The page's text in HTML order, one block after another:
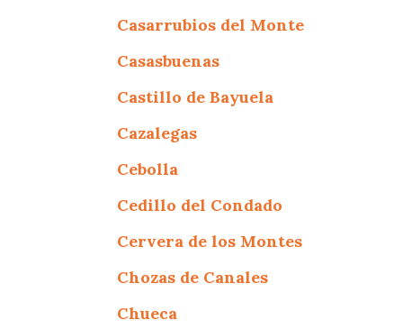
Casarrubios del Monte
Casasbuenas
Castillo de Bayuela
Cazalegas
Cebolla
Cedillo del Condado
Cervera de los Montes
Chozas de Canales
Chueca